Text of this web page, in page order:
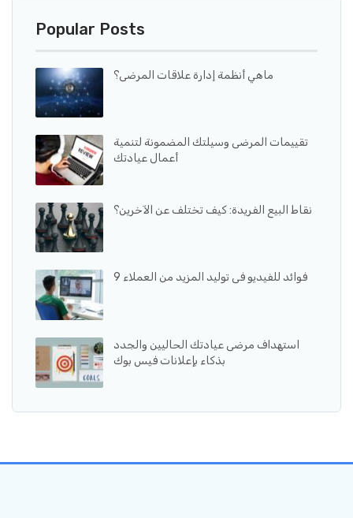
Popular Posts
ماهي أنظمة إدارة علاقات المرضى؟
تقييمات المرضى وسيلتك المضمونة لتنمية
أعمال عيادتك
نقاط البيع الفريدة: كيف تختلف عن الآخرين؟
9 فوائد للفيديو فى توليد المزيد من العملاء
استهداف مرضى عيادتك الحاليين والجدد
بذكاء بإعلانات فيس بوك